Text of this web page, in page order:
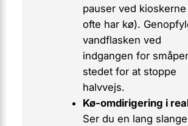
pauser ved
ofte har kø).
vandflasken ved
indgangen for
stedet for at stoppe
halvvejs.
Kø-omdirigering i
Ser du en lang